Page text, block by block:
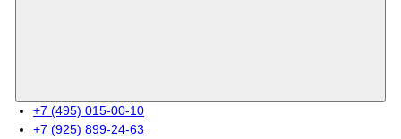
+7 (495) 015-00-10
+7 (925) 899-24-63